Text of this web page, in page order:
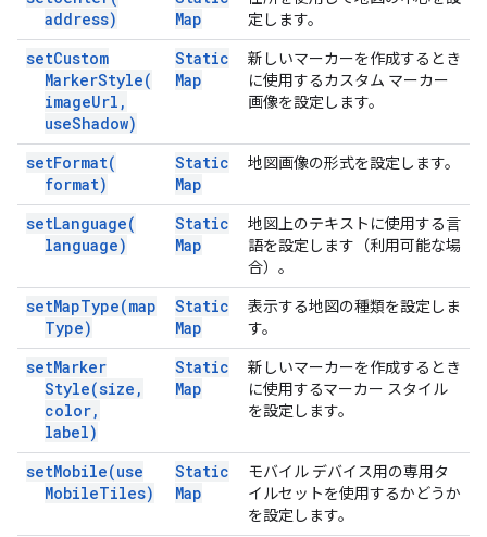
address)
Map
定します。
setCustom
MarkerStyle(
imageUrl ,
useShadow)
Static
Map
新しいマーカーを作成するとき
に使用するカスタム マーカー
画像を設定します。
setFormat(
format)
Static
Map
地図画像の形式を設定します。
setLanguage(
language)
Static
Map
地図上のテキストに使用する言
語を設定します（利用可能な場
合）。
setMapType(map
Type)
Static
Map
表示する地図の種類を設定しま
す。
setMarker
Style(size ,
color,
label)
Static
Map
新しいマーカーを作成するとき
に使用するマーカー スタイル
を設定します。
setMobile(use
MobileTiles)
Static
Map
モバイル デバイス用の専用タ
イルセットを使用するかどうか
を設定します。